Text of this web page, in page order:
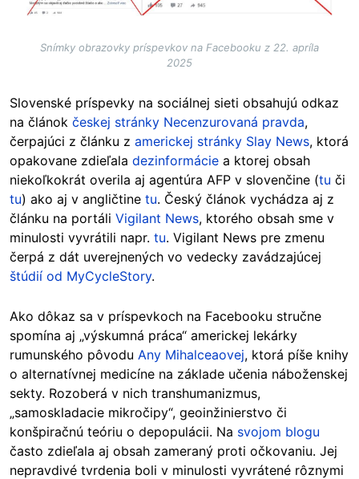
Snímky obrazovky príspevkov na Facebooku z 22. apríla
2025
Slovenské príspevky na sociálnej sieti obsahujú odkaz
na článok českej stránky Necenzurovaná pravda,
čerpajúci z článku z americkej stránky Slay News, ktorá
opakovane zdieľala dezinformácie a ktorej obsah
niekoľkokrát overila aj agentúra AFP v slovenčine (tu či
tu) ako aj v angličtine tu. Český článok vychádza aj z
článku na portáli Vigilant News, ktorého obsah sme v
minulosti vyvrátili napr. tu. Vigilant News pre zmenu
čerpá z dát uverejnených vo vedecky zavádzajúcej
štúdií od MyCycleStory.
Ako dôkaz sa v príspevkoch na Facebooku stručne
spomína aj „výskumná práca“ americkej lekárky
rumunského pôvodu Any Mihalceaovej, ktorá píše knihy
o alternatívnej medicíne na základe učenia náboženskej
sekty. Rozoberá v nich transhumanizmus,
„samoskladacie mikročipy“, geoinžinierstvo či
konšpiračnú teóriu o depopulácii. Na svojom blogu
často zdieľala aj obsah zameraný proti očkovaniu. Jej
nepravdivé tvrdenia boli v minulosti vyvrátené rôznymi